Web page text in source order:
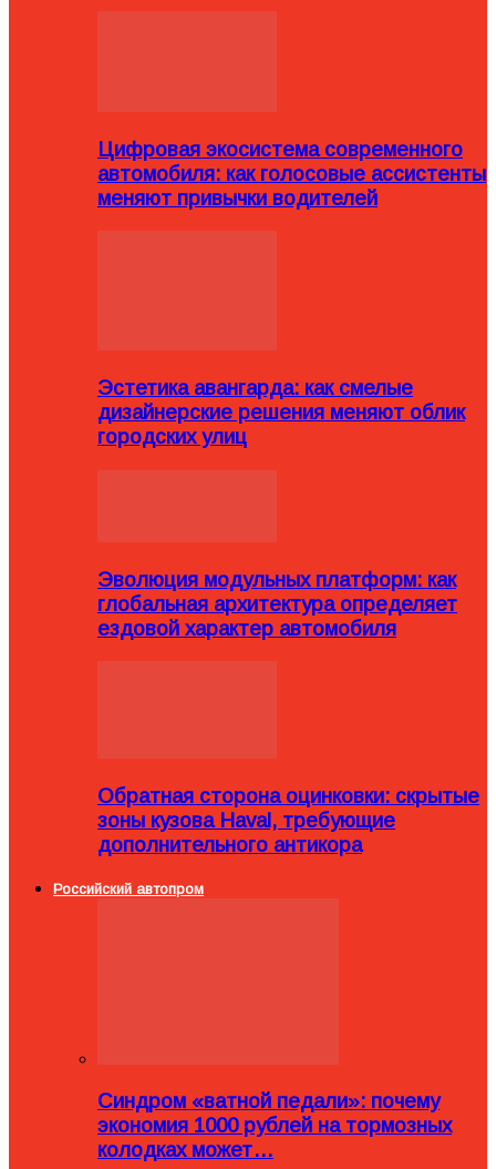
Цифровая экосистема современного
автомобиля: как голосовые ассистенты
меняют привычки водителей
Эстетика авангарда: как смелые
дизайнерские решения меняют облик
городских улиц
Эволюция модульных платформ: как
глобальная архитектура определяет
ездовой характер автомобиля
Обратная сторона оцинковки: скрытые
зоны кузова Haval, требующие
дополнительного антикора
Российский автопром
Синдром «ватной педали»: почему
экономия 1000 рублей на тормозных
колодках может…